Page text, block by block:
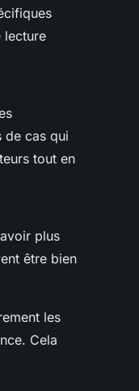
lecture
de cas qui
tout en
plus
être bien
les
Cela